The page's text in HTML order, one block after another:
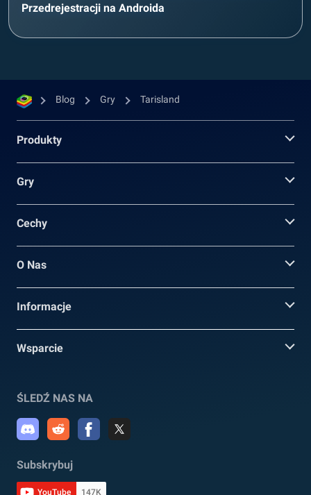
Przedrejestracji na Androida
Blog Gry Tarisland
Produkty
Gry
Cechy
O Nas
Informacje
Wsparcie
ŚLEDŹ NAS NA
Subskrybuj
YouTube 147K